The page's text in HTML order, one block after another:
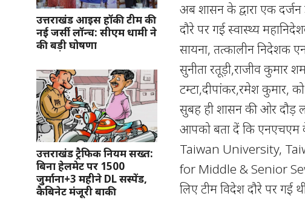
उत्तराखंड आइस हॉकी टीम की
नई जर्सी लॉन्च: सीएम धामी ने
की बड़ी घोषणा
उत्तराखंड ट्रैफिक नियम सख्त:
बिना हेलमेट पर 1500
जुर्माना+3 महीने DL सस्पेंड,
कैबिनेट मंजूरी बाकी
अब शासन के द्वारा एक
दौरे पर गई स्वास्थ्य
सायना, तत्कालीन निदेशक
सुनीता रतूड़ी,राजीव कुमार
टम्टा,दीपांकर,रमेश कुमार,
सुबह ही शासन की ओर दौड़
आपको बता दें कि एनएचएम
Taiwan University,
for Middle & Senior
लिए टीम विदेश दौरे पर गई